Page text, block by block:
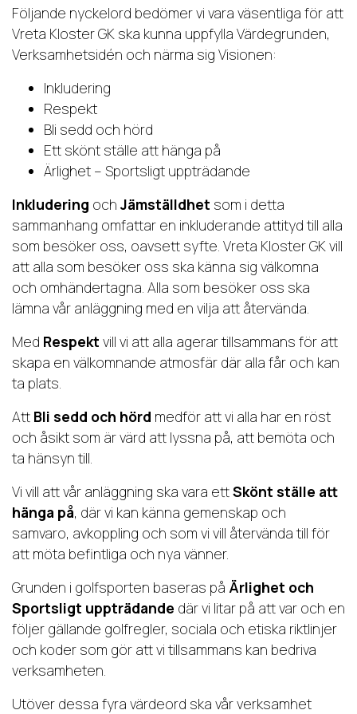
Följande nyckelord bedömer vi vara väsentliga för att
Vreta Kloster GK ska kunna uppfylla Värdegrunden,
Verksamhetsidén och närma sig Visionen:
Inkludering
Respekt
Bli sedd och hörd
Ett skönt ställe att hänga på
Ärlighet – Sportsligt uppträdande
Inkludering och Jämställdhet som i detta
sammanhang omfattar en inkluderande attityd till alla
som besöker oss, oavsett syfte. Vreta Kloster GK vill
att alla som besöker oss ska känna sig välkomna
och omhändertagna. Alla som besöker oss ska
lämna vår anläggning med en vilja att återvända.
Med Respekt vill vi att alla agerar tillsammans för att
skapa en välkomnande atmosfär där alla får och kan
ta plats.
Att Bli sedd och hörd medför att vi alla har en röst
och åsikt som är värd att lyssna på, att bemöta och
ta hänsyn till.
Vi vill att vår anläggning ska vara ettSkönt ställe att
hänga på, där vi kan känna gemenskap och
samvaro, avkoppling och som vi vill återvända till för
att möta befintliga och nya vänner.
Grunden i golfsporten baseras på Ärlighet och
Sportsligt uppträdande där vi litar på att var och en
följer gällande golfregler, sociala och etiska riktlinjer
och koder som gör att vi tillsammans kan bedriva
verksamheten.
Utöver dessa fyra värdeord ska vår verksamhet